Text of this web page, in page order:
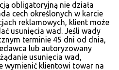
obligatoryjną nie działa
cech określonych w karcie
reklamowych, klient może
usunięcia wad. Jeśli wady
terminie 45 dni od dnia,
lub autoryzowany
usunięcia wad,
wymienić klientowi towar na